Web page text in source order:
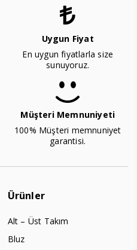
Uygun Fiyat
En uygun fiyatlarla size
sunuyoruz.
Müşteri Memnuniyeti
100% Müşteri memnuniyet
garantisi.
Ürünler
Alt – Üst Takım
Bluz